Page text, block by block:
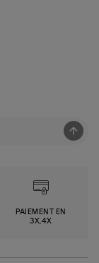
PAIEMENT EN
3X,4X